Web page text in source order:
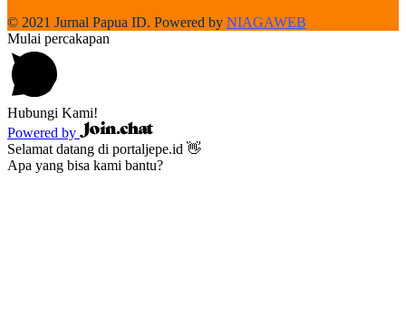
© 2021 Jurnal Papua ID. Powered by NIAGAWEB
Mulai percakapan
Hubungi Kami!
Powered by
Selamat datang di portaljepe.id 👋
Apa yang bisa kami bantu?